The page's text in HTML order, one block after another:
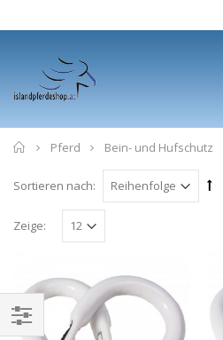
Home
Pferd Bein- und Hufschutz
Sortieren nach:
Zeige: